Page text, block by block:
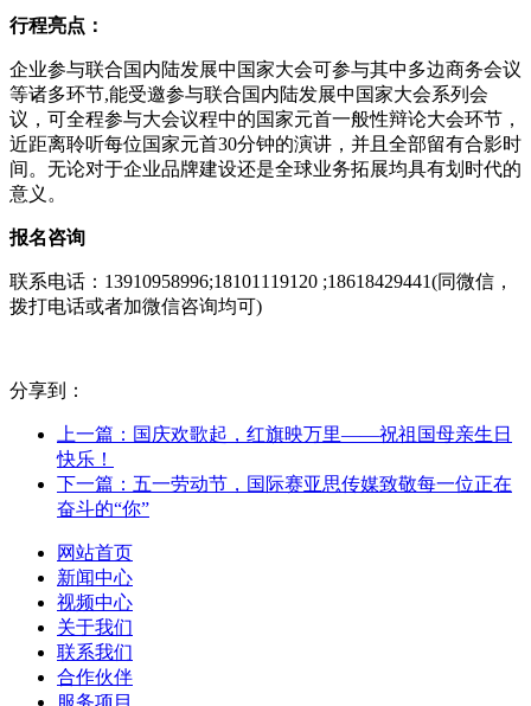
行程亮点：
企业参与联合国内陆发展中国家大会可参与其中多边商务会议
等诸多环节,能受邀参与联合国内陆发展中国家大会系列会
议，可全程参与大会议程中的国家元首一般性辩论大会环节，
近距离聆听每位国家元首30分钟的演讲，并且全部留有合影时
间。无论对于企业品牌建设还是全球业务拓展均具有划时代的
意义。
报名咨询
联系电话：13910958996;18101119120 ;18618429441(同微信，
拨打电话或者加微信咨询均可)
分享到：
上一篇：国庆欢歌起，红旗映万里——祝祖国母亲生日
快乐！
下一篇：五一劳动节，国际赛亚思传媒致敬每一位正在
奋斗的“你”
网站首页
新闻中心
视频中心
关于我们
联系我们
合作伙伴
服务项目